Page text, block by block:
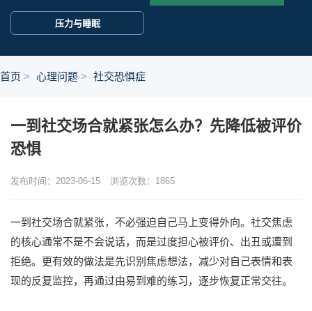
压力与睡眠
首页 心理问题 社交恐惧症
一到社交场合就紧张怎么办？先降低被评价
恐惧
发布时间：2023-06-15 浏览次数： 1865
一到社交场合就紧张，不必强迫自己马上变得外向。社交焦虑
的核心通常不是不会说话，而是过度担心被评价、出丑或遭到
拒绝。更有效的做法是先识别焦虑想法，减少对自己表情和表
现的反复监控，再通过由易到难的练习，逐步恢复正常交往。